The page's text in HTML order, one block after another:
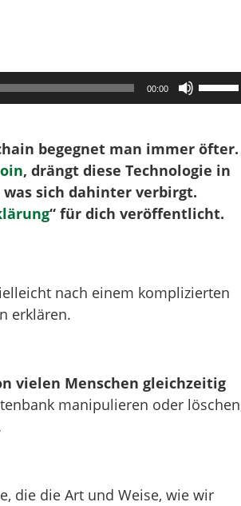
00:00
Hoch/
um
die
zu
begegnet man immer öfter.
, drängt diese Technologie in
sich dahinter verbirgt.
“ für dich veröffentlicht.
nach einem komplizierten
erklären.
vielen Menschen gleichzeitig
manipulieren oder
die die Art und Weise, wie wir